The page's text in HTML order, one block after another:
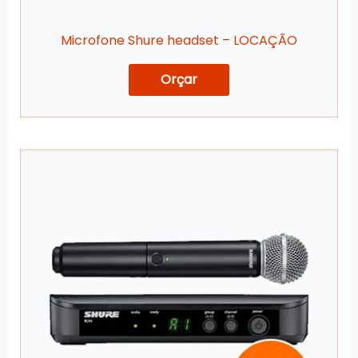
Microfone Shure headset – LOCAÇÃO
Orçar